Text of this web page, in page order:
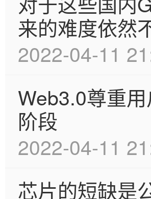
来的难度依然
2022-04-11
Web3.0尊重
阶段
2022-04-11
芯片的短缺是